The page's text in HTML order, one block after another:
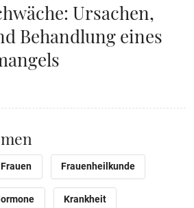
Ursachen,
Behandlung eines
Frauen Frauenheilkunde
Krankheit